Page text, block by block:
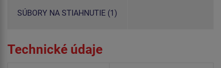
SÚBORY NA STIAHNUTIE (1)
Technické údaje